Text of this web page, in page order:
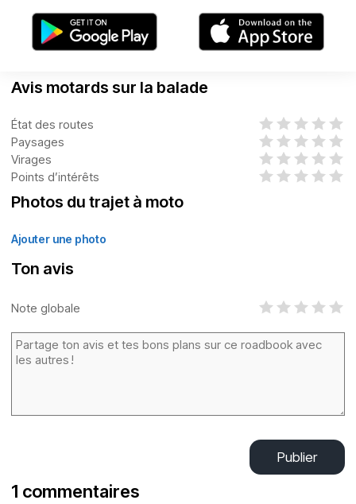
Avis motards sur la balade
État des routes
Paysages
Virages
Points d’intérêts
Photos du trajet à moto
Ajouter une photo
Ton avis
Note globale
Publier
1 commentaires